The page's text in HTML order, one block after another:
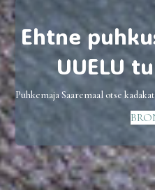
Ehtne
UUELU
Puhkemaja Saaremaal otse